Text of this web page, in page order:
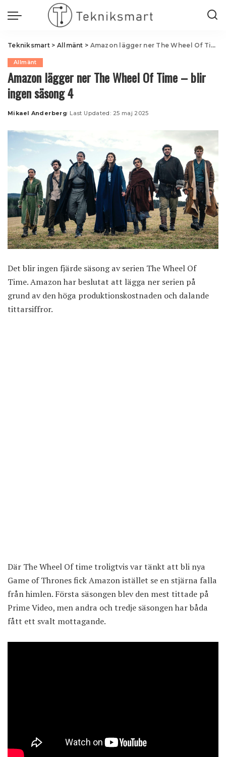
Tekniksmart> Allmänt > Amazon lägger ner The Wheel Of Time – blir ingen säsong 4
Allmänt
Amazon lägger ner The Wheel Of Time – blir
ingen säsong 4
Posted
Mikael Anderberg Last Updated: 25 maj 2025
Det blir ingen fjärde säsong av serien The Wheel Of
Time. Amazon har beslutat att lägga ner serien på
grund av den höga produktionskostnaden och dalande
tittarsiffror.
Där The Wheel Of time troligtvis var tänkt att bli nya
Game of Thrones fick Amazon istället se en stjärna falla
från himlen. Första säsongen blev den mest tittade på
Prime Video, men andra och tredje säsongen har båda
fått ett svalt mottagande.